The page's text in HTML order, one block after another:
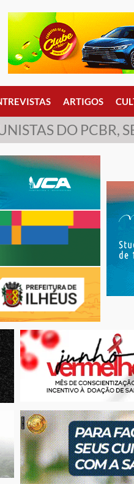
ARTIGOS
DO PCBR,